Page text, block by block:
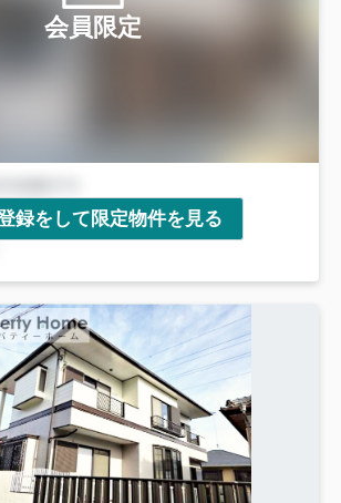
会員限定
録をして限定物件を見る